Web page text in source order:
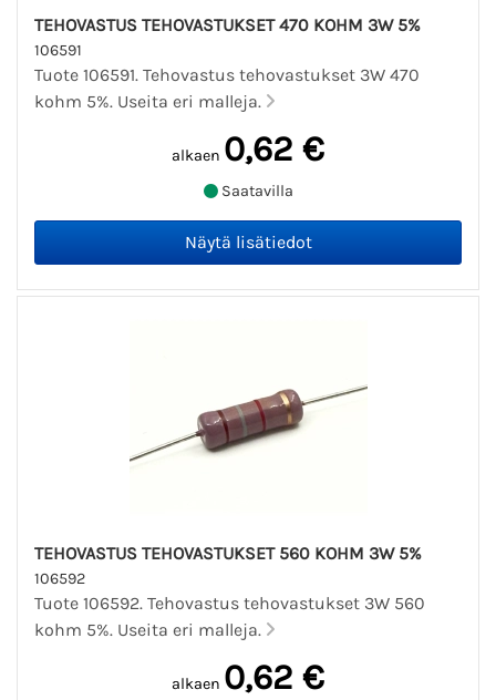
TEHOVASTUS TEHOVASTUKSET 470 KOHM 3W 5%
106591
Tuote 106591. Tehovastus tehovastukset 3W 470
kohm 5%. Useita eri malleja.
alkaen 0,62 €
Saatavilla
TEHOVASTUS TEHOVASTUKSET 560 KOHM 3W 5%
106592
Tuote 106592. Tehovastus tehovastukset 3W 560
kohm 5%. Useita eri malleja.
alkaen 0,62 €